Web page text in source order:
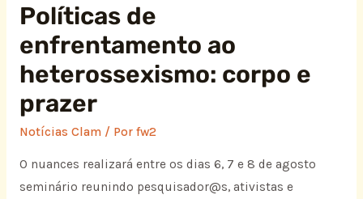
Políticas de
enfrentamento ao
heterossexismo: corpo e
prazer
Notícias Clam/ Por fw2
O nuances realizará entre os dias 6, 7 e 8 de agosto
seminário reunindo pesquisador@s, ativistas e